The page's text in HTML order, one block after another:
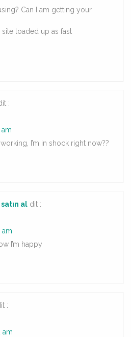
Can I am getting your
loaded up as fast
:
I’m in shock right now??
al dit :
am
I’m happy
:
am